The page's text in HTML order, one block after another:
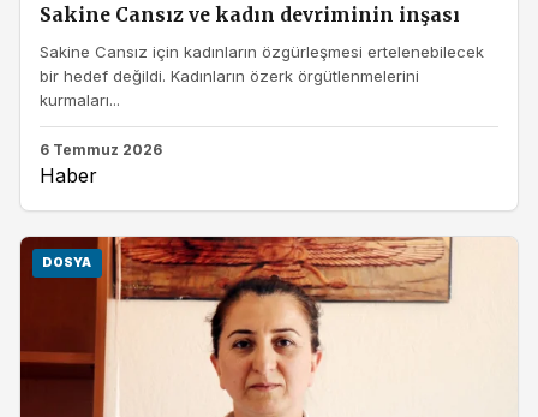
Sakine Cansız ve kadın devriminin inşası
Sakine Cansız için kadınların özgürleşmesi ertelenebilecek
bir hedef değildi. Kadınların özerk örgütlenmelerini
kurmaları...
6 Temmuz 2026
Haber
DOSYA